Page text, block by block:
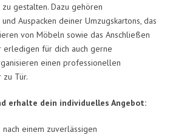
gestalten. Dazu gehören
Auspacken deiner Umzugskartons, das
von Möbeln sowie das Anschließen
erledigen für dich auch gerne
einen professionellen
zu Tür.
erhalte dein individuelles Angebot:
einem zuverlässigen